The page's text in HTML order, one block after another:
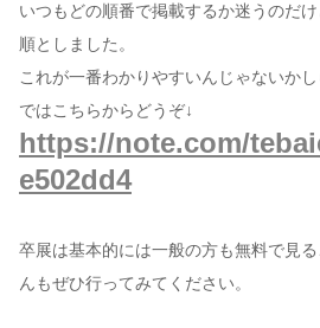
いつもどの順番で掲載するか迷うのだ
順としました。
これが一番わかりやすいんじゃないかし
ではこちらからどうぞ↓
https://note.com/
e502dd4
卒展は基本的には一般の方も無料で見
んもぜひ行ってみてください。